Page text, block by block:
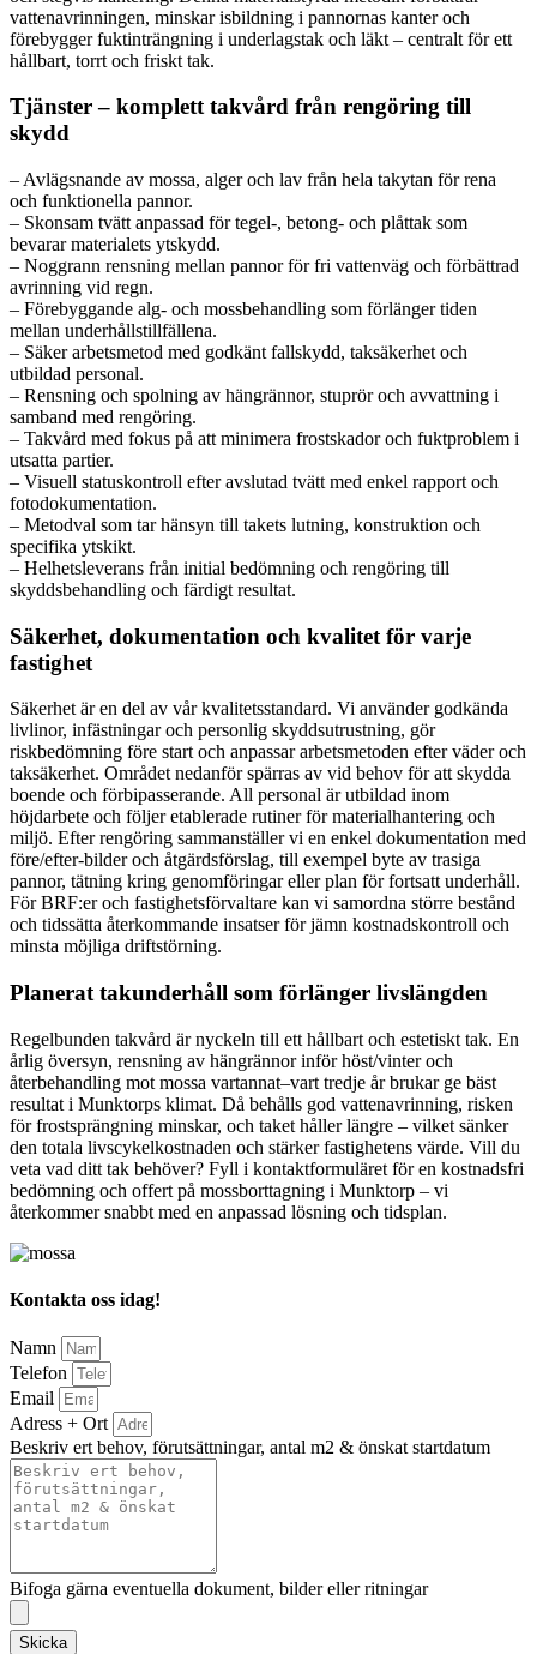
vattenavrinningen, minskar isbildning i pannornas kanter och
förebygger fuktinträngning i underlagstak och läkt – centralt för ett
hållbart, torrt och friskt tak.
Tjänster – komplett takvård från rengöring till
skydd
– Avlägsnande av mossa, alger och lav från hela takytan för rena
och funktionella pannor.
– Skonsam tvätt anpassad för tegel-, betong- och plåttak som
bevarar materialets ytskydd.
– Noggrann rensning mellan pannor för fri vattenväg och förbättrad
avrinning vid regn.
– Förebyggande alg- och mossbehandling som förlänger tiden
mellan underhållstillfällena.
– Säker arbetsmetod med godkänt fallskydd, taksäkerhet och
utbildad personal.
– Rensning och spolning av hängrännor, stuprör och avvattning i
samband med rengöring.
– Takvård med fokus på att minimera frostskador och fuktproblem i
utsatta partier.
– Visuell statuskontroll efter avslutad tvätt med enkel rapport och
fotodokumentation.
– Metodval som tar hänsyn till takets lutning, konstruktion och
specifika ytskikt.
– Helhetsleverans från initial bedömning och rengöring till
skyddsbehandling och färdigt resultat.
Säkerhet, dokumentation och kvalitet för varje
fastighet
Säkerhet är en del av vår kvalitetsstandard. Vi använder godkända
livlinor, infästningar och personlig skyddsutrustning, gör
riskbedömning före start och anpassar arbetsmetoden efter väder och
taksäkerhet. Området nedanför spärras av vid behov för att skydda
boende och förbipasserande. All personal är utbildad inom
höjdarbete och följer etablerade rutiner för materialhantering och
miljö. Efter rengöring sammanställer vi en enkel dokumentation med
före/efter-bilder och åtgärdsförslag, till exempel byte av trasiga
pannor, tätning kring genomföringar eller plan för fortsatt underhåll.
För BRF:er och fastighetsförvaltare kan vi samordna större bestånd
och tidssätta återkommande insatser för jämn kostnadskontroll och
minsta möjliga driftstörning.
Planerat takunderhåll som förlänger livslängden
Regelbunden takvård är nyckeln till ett hållbart och estetiskt tak. En
årlig översyn, rensning av hängrännor inför höst/vinter och
återbehandling mot mossa vartannat–vart tredje år brukar ge bäst
resultat i Munktorps klimat. Då behålls god vattenavrinning, risken
för frostsprängning minskar, och taket håller längre – vilket sänker
den totala livscykelkostnaden och stärker fastighetens värde. Vill du
veta vad ditt tak behöver? Fyll i kontaktformuläret för en kostnadsfri
bedömning och offert på mossborttagning i Munktorp – vi
återkommer snabbt med en anpassad lösning och tidsplan.
Kontakta oss idag!
Namn
Telefon
Email
Adress + Ort
Beskriv ert behov, förutsättningar, antal m2 & önskat startdatum
Bifoga gärna eventuella dokument, bilder eller ritningar
Skicka